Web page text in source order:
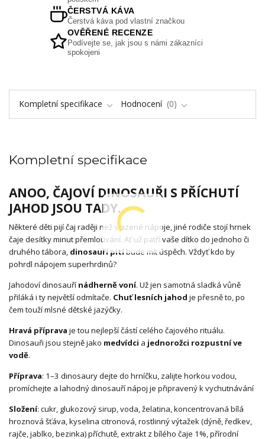
ČERSTVÁ KÁVA
Čerstvá káva pod vlastní značkou
OVĚŘENÉ RECENZE
Podívejte se, jak jsou s námi zákazníci
spokojeni
Kompletní specifikace Hodnocení 0
Kompletní specifikace
ANOO, ČAJOVÍ DINOSAUŘI S PŘÍCHUTÍ
JAHOD JSOU TADY.
Některé děti pijí čaj raději než slazené nápoje, jiné rodiče stojí hrnek
čaje desítky minut přemlouvání. Ať už patří vaše dítko do jednoho či
druhého tábora, dinosauří pitíbude mít úspěch. Vždyť kdo by
pohrdl nápojem superhrdinů?
Jahodoví dinosauří nádherně voní. Už jen samotná sladká vůně
přiláká i ty největší odmítače. Chuť lesních jahod je přesně to, po
čem touží mlsné dětské jazýčky.
Hravá příprava je tou nejlepší částí celého čajového rituálu.
Dinosauři jsou stejně jako medvídci a jednorožci rozpustní ve
vodě.
Příprava: 1–3 dinosaury dejte do hrníčku, zalijte horkou vodou,
promíchejte a lahodný dinosauří nápoj je připravený k vychutnávání
Složení: cukr, glukozový sirup, voda, želatina, koncentrovaná bílá
hroznová šťáva, kyselina citronová, rostlinný výtažek (dýně, ředkev,
rajče, jablko, bezinka) příchutě, extrakt z bílého čaje 1%, přírodní